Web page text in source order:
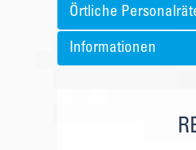
Örtliche
Informationen